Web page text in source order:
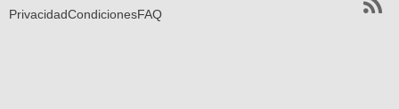
PrivacidadCondicionesFAQ